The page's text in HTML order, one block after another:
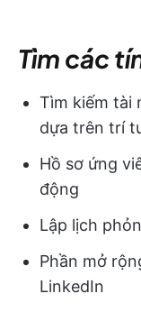
Tìm các
Tìm kiếm tài
dựa trên trí
Hồ sơ ứng
động
Lập lịch
Phần mở
LinkedIn